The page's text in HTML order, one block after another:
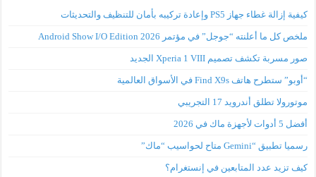
كيفية إزالة غطاء جهاز PS5 وإعادة تركيبه بأمان للتنظيف والتحديثات
ملخص كل ما أعلنته “جوجل” في مؤتمر Android Show I/O Edition 2026
صور مسربة تكشف تصميم Xperia 1 VIII الجديد
“أوبو” ستطرح هاتف Find X9s في الأسواق العالمية
موتورولا تطلق أندرويد 17 التجريبي
أفضل 5 أدوات لأجهزة ماك في 2026
رسميا تطبيق “Gemini متاح لحواسيب “ماك”
كيف تزيد عدد المتابعين في إنستغرام؟